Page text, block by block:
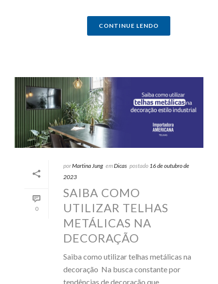
CONTINUE LENDO
0
porMartina Jung emDicas postado 16 de outubro de
2023
SAIBA COMO
UTILIZAR TELHAS
METÁLICAS NA
DECORAÇÃO
Saiba como utilizar telhas metálicas na
decoração Na busca constante por
tendências de decoração que